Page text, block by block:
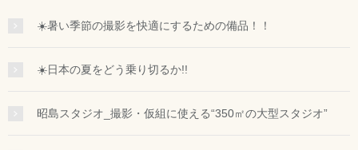
☀️暑い季節の撮影を快適にするための備品！！
☀️日本の夏をどう乗り切るか!!
昭島スタジオ_撮影・仮組に使える“350㎡の大型スタジオ”